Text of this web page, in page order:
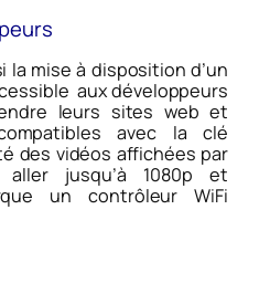
la mise à disposition d’un
aux développeurs
leurs sites web et
avec la clé
des vidéos affichées par
aller jusqu’à 1080p et
un contrôleur WiFi